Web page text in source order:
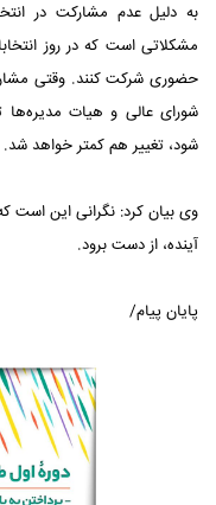
به دلیل عدم مشارکت در
مشکلاتی است که در روز
حضوری شرکت کنند. وقتی
شورای عالی و هیات مدیره‌ها
شود، تغییر هم کمتر خواهد شد.
وی بیان کرد: نگرانی این است
آینده، از دست برود.
پایان پیام/